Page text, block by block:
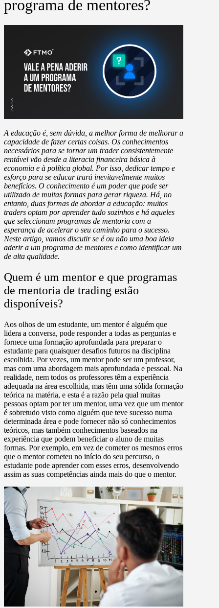
programa de mentores?
A educação é, sem dúvida, a melhor forma de melhorar a
capacidade de fazer certas coisas. Os conhecimentos
necessários para se tornar um trader consistentemente
rentável vão desde a literacia financeira básica à
economia e à política global. Por isso, dedicar tempo e
esforço para se educar trará inevitavelmente muitos
benefícios. O conhecimento é um poder que pode ser
utilizado de muitas formas para gerar riqueza. Há, no
entanto, duas formas de abordar a educação: muitos
traders optam por aprender tudo sozinhos e há aqueles
que seleccionam programas de mentoria com a
esperança de acelerar o seu caminho para o sucesso.
Neste artigo, vamos discutir se é ou não uma boa ideia
aderir a um programa de mentores e como identificar um
de alta qualidade.
Quem é um mentor e que programas
de mentoria de trading estão
disponíveis?
Aos olhos de um estudante, um mentor é alguém que
lidera a conversa, pode responder a todas as perguntas e
fornece uma formação aprofundada para preparar o
estudante para quaisquer desafios futuros na disciplina
escolhida. Por vezes, um mentor pode ser um professor,
mas com uma abordagem mais aprofundada e pessoal. Na
realidade, nem todos os professores têm a experiência
adequada na área escolhida, mas têm uma sólida formação
teórica na matéria, e esta é a razão pela qual muitas
pessoas optam por ter um mentor, uma vez que um mentor
é sobretudo visto como alguém que teve sucesso numa
determinada área e pode fornecer não só conhecimentos
teóricos, mas também conhecimentos baseados na
experiência que podem beneficiar o aluno de muitas
formas. Por exemplo, em vez de cometer os mesmos erros
que o mentor cometeu no início do seu percurso, o
estudante pode aprender com esses erros, desenvolvendo
assim as suas competências ainda mais do que o mentor.